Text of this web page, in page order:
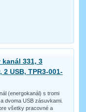
kanál 331, 3
2 USB, TPR3-001-
(energokanál) s tromi
dvoma USB zásuvkami.
všetky pracovné a